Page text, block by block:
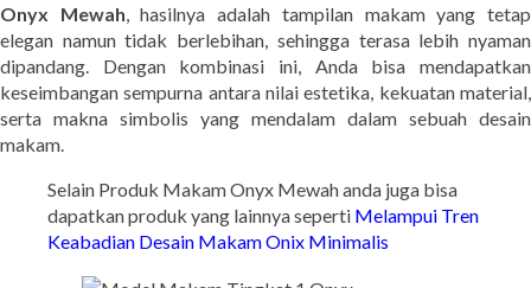
Onyx Mewah, hasilnya adalah tampilan makam yang tetap
elegan namun tidak berlebihan, sehingga terasa lebih nyaman
dipandang. Dengan kombinasi ini, Anda bisa mendapatkan
keseimbangan sempurna antara nilai estetika, kekuatan material,
serta makna simbolis yang mendalam dalam sebuah desain
makam.
Selain Produk Makam Onyx Mewah anda juga bisa
dapatkan produk yang lainnya seperti Melampui Tren
Keabadian Desain Makam Onix Minimalis